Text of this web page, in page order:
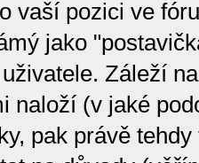
vaší pozici ve
jako
Záleží
naloží (v jaké
pak právě